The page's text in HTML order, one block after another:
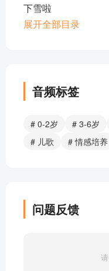
下雪啦
小汽车
走啊走
小公鸡
我的小兔子
温暖的家
拉勾勾
开火车
展开全部目录
音频标签
# 0-2岁 # 3-6岁
# 儿歌
# 情感培养
问题反馈